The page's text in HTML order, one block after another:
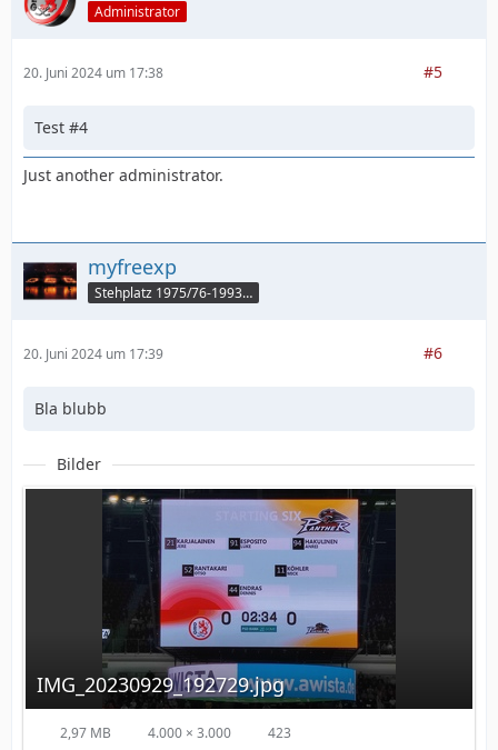
Administrator
20. Juni 2024 um 17:38 #5
Test #4
Just another administrator.
myfreexp
Stehplatz 1975/76-1993/94
20. Juni 2024 um 17:39 #6
Bla blubb
Bilder
IMG_20230929_192729.jpg
2,97 MB 4.000 × 3.000 423